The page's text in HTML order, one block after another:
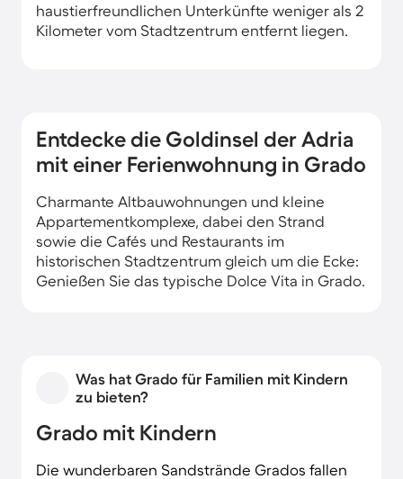
haustierfreundlichen Unterkünfte weniger als 2
Kilometer vom Stadtzentrum entfernt liegen.
Entdecke die Goldinsel der Adria
mit einer Ferienwohnung in Grado
Charmante Altbauwohnungen und kleine
Appartementkomplexe, dabei den Strand
sowie die Cafés und Restaurants im
historischen Stadtzentrum gleich um die Ecke:
Genießen Sie das typische Dolce Vita in Grado.
Was hat Grado für Familien mit Kindern
zu bieten?
Grado mit Kindern
Die wunderbaren Sandstrände Grados fallen